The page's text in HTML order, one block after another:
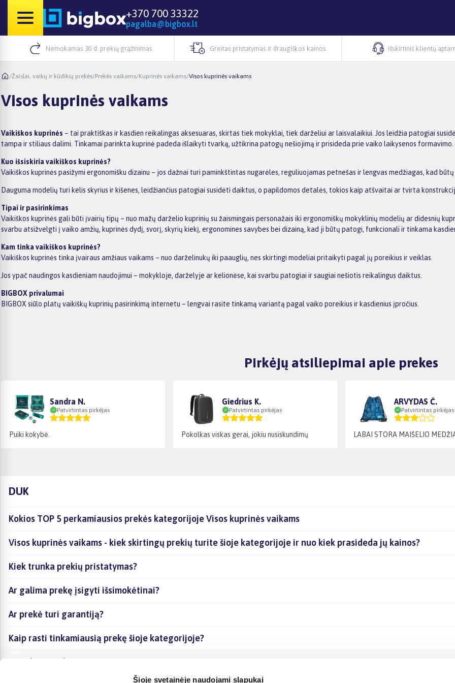
Šioje svetainėje naudojami slapukai
+370 700 33322
pagalba@bigbox.lt
Nemokamas 30 d. prekių grąžinimas Greitas pristatymas ir draugiškos kainos Išskirtinis klientų
/Žaislai, vaikų ir kūdikių prekės/Prekės vaikams/Kuprinės vaikams/Visos kuprinės vaikams
Visos kuprinės vaikams
Vaikiškos kuprinės – tai praktiškas ir kasdien reikalingas aksesuaras, skirtas tiek mokyklai, tiek darželiui ar laisvalaikiui. Jos leidžia patogiai
tampa ir stiliaus dalimi. Tinkamai parinkta kuprinė padeda išlaikyti tvarką, užtikrina patogų nešiojimą ir prisideda prie vaiko laikysenos formavimo.
Kuo išsiskiria vaikiškos kuprinės?
Vaikiškos kuprinės pasižymi ergonomišku dizainu – jos dažnai turi paminkštintas nugarėles, reguliuojamas petnešas ir lengvas medžiagas, kad
Dauguma modelių turi kelis skyrius ir kišenes, leidžiančius patogiai susidėti daiktus, o papildomos detalės, tokios kaip atšvaitai ar tvirta
Tipai ir pasirinkimas
Vaikiškos kuprinės gali būti įvairių tipų – nuo mažų darželio kuprinių su žaismingais personažais iki ergonomiškų mokyklinių modelių ar didesnių
svarbu atsižvelgti į vaiko amžių, kuprinės dydį, svorį, skyrių kiekį, ergonomines savybes bei dizainą, kad ji būtų patogi, funkcionali ir tinkama
Kam tinka vaikiškos kuprinės?
Vaikiškos kuprinės tinka įvairaus amžiaus vaikams – nuo darželinukų iki paauglių, nes skirtingi modeliai pritaikyti pagal jų poreikius ir veiklas.
Jos ypač naudingos kasdieniam naudojimui – mokykloje, darželyje ar kelionėse, kai svarbu patogiai ir saugiai nešiotis reikalingus daiktus.
BIGBOX privalumai
BIGBOX siūlo platų vaikiškų kuprinių pasirinkimą internetu – lengvai rasite tinkamą variantą pagal vaiko poreikius ir kasdienius įpročius.
Pirkėjų atsiliepimai apie prekes
Sandra N.
Patvirtintas pirkėjas
Puiki kokybė.
Giedrius K.
Patvirtintas pirkėjas
Pokolkas viskas gerai, jokiu nusiskundimų
ARVYDAS Č.
Patvirtintas pirkėjas
LABAI STORA MAIŠELIO
DUK
Kokios TOP 5 perkamiausios prekės kategorijoje Visos kuprinės vaikams
Visos kuprinės vaikams - kiek skirtingų prekių turite šioje kategorijoje ir nuo kiek prasideda jų kainos?
Kiek trunka prekių pristatymas?
Ar galima prekę įsigyti išsimokėtinai?
Ar prekė turi garantiją?
Kaip rasti tinkamiausią prekę šioje kategorijoje?
Ar galima prekę atsiimti vietoje?